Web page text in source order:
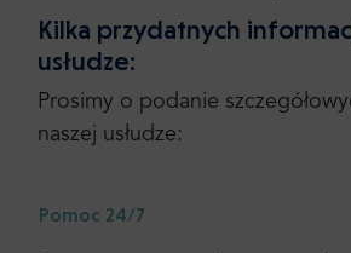
Kilka przydatnych
usłudze:
Prosimy o podanie
naszej usłudze:
Pomoc 24/7